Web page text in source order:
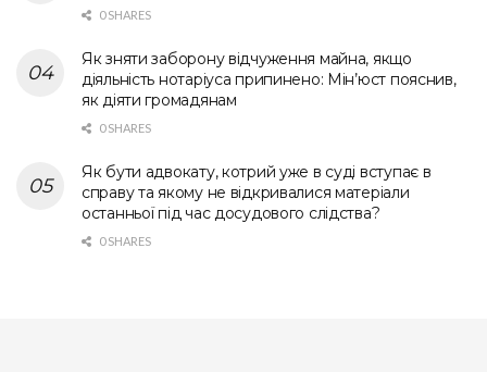
0 SHARES
Як зняти заборону відчуження майна, якщо
діяльність нотаріуса припинено: Мін’юст пояснив,
як діяти громадянам
0 SHARES
Як бути адвокату, котрий уже в суді вступає в
справу та якому не відкривалися матеріали
останньої під час досудового слідства?
0 SHARES